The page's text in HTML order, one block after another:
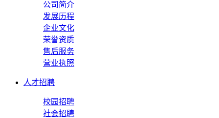
公司简介
发展历程
企业文化
荣誉资质
售后服务
营业执照
人才招聘
校园招聘
社会招聘